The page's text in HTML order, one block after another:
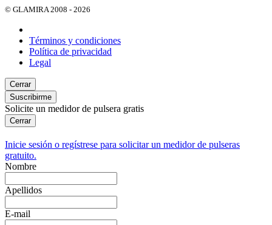
© GLAMIRA 2008 - 2026
Términos y condiciones
Política de privacidad
Legal
Cerrar
Suscribirme
Solicite un medidor de pulsera gratis
Cerrar
Inicie sesión o regístrese para solicitar un medidor de pulseras
gratuito.
Nombre
Apellidos
E-mail